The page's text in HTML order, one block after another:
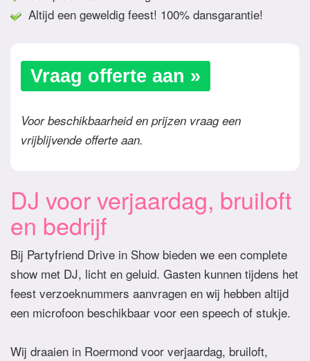
Altijd een geweldig feest! 100% dansgarantie!
Vraag offerte aan »
Voor beschikbaarheid en prijzen vraag een
vrijblijvende offerte aan.
DJ voor verjaardag, bruiloft
en bedrijf
Bij Partyfriend Drive in Show bieden we een complete
show met DJ, licht en geluid. Gasten kunnen tijdens het
feest verzoeknummers aanvragen en wij hebben altijd
een microfoon beschikbaar voor een speech of stukje.
Wij draaien in Roermond voor verjaardag, bruiloft,